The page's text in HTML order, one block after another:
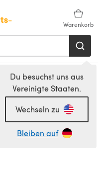
Warenkorb
Du besuchst uns aus
Vereinigte Staaten.
Wechseln zu
Bleiben auf
Schals & Tücher